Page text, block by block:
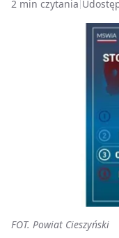
2 min czytania
FOT. Powiat Cieszyński